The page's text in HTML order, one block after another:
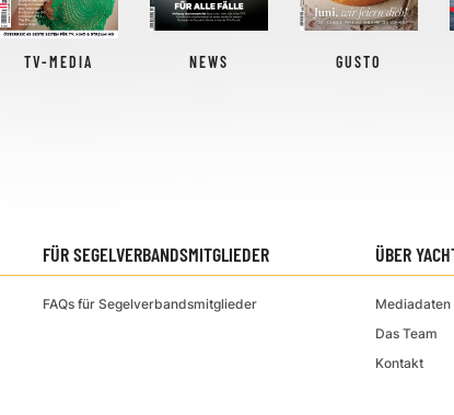
TV-MEDIA NEWS GUSTO
FÜR SEGELVERBANDSMITGLIEDER
FAQs für Segelverbandsmitglieder
ÜBER
Mediadaten
Das Team
Kontakt